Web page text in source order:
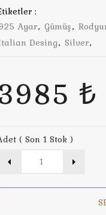
:
Ayar, Gümüş,
Desing, Silver,
₺
( Son 1 Stok )